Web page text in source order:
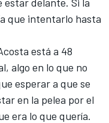
que intentarlo hasta
está a 48
algo en lo que no
esperar a que se
en la pelea por el
era lo que quería.